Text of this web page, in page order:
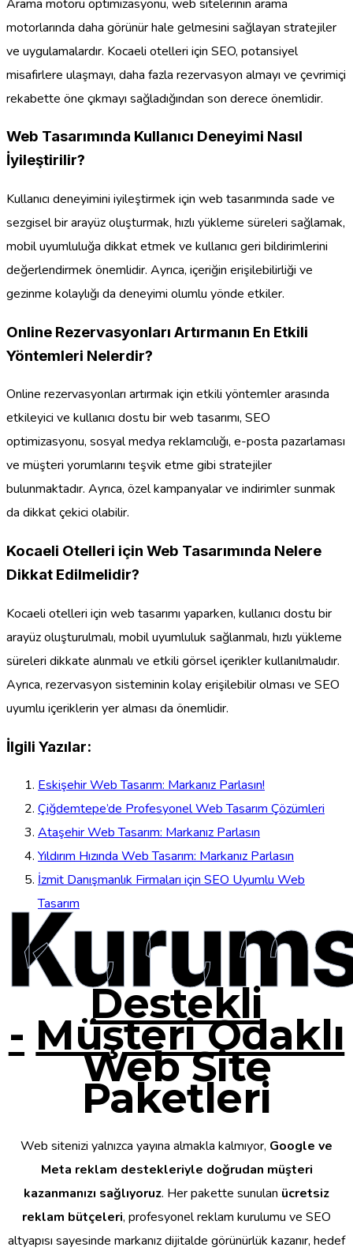
Arama motoru optimizasyonu, web sitelerinin arama
motorlarında daha görünür hale gelmesini sağlayan stratejiler
ve uygulamalardır. Kocaeli otelleri için SEO, potansiyel
misafirlere ulaşmayı, daha fazla rezervasyon almayı ve çevrimiçi
rekabette öne çıkmayı sağladığından son derece önemlidir.
Web Tasarımında Kullanıcı Deneyimi Nasıl
İyileştirilir?
Kullanıcı deneyimini iyileştirmek için web tasarımında sade ve
sezgisel bir arayüz oluşturmak, hızlı yükleme süreleri sağlamak,
mobil uyumluluğa dikkat etmek ve kullanıcı geri bildirimlerini
değerlendirmek önemlidir. Ayrıca, içeriğin erişilebilirliği ve
gezinme kolaylığı da deneyimi olumlu yönde etkiler.
Online Rezervasyonları Artırmanın En Etkili
Yöntemleri Nelerdir?
Online rezervasyonları artırmak için etkili yöntemler arasında
etkileyici ve kullanıcı dostu bir web tasarımı, SEO
optimizasyonu, sosyal medya reklamcılığı, e-posta pazarlaması
ve müşteri yorumlarını teşvik etme gibi stratejiler
bulunmaktadır. Ayrıca, özel kampanyalar ve indirimler sunmak
da dikkat çekici olabilir.
Kocaeli Otelleri için Web Tasarımında Nelere
Dikkat Edilmelidir?
Kocaeli otelleri için web tasarımı yaparken, kullanıcı dostu bir
arayüz oluşturulmalı, mobil uyumluluk sağlanmalı, hızlı yükleme
süreleri dikkate alınmalı ve etkili görsel içerikler kullanılmalıdır.
Ayrıca, rezervasyon sisteminin kolay erişilebilir olması ve SEO
uyumlu içeriklerin yer alması da önemlidir.
İlgili Yazılar:
Eskişehir Web Tasarım: Markanız Parlasın!
Çiğdemtepe’de Profesyonel Web Tasarım Çözümleri
Ataşehir Web Tasarım: Markanız Parlasın
Yıldırım Hızında Web Tasarım: Markanız Parlasın
İzmit Danışmanlık Firmaları için SEO Uyumlu Web
Tasarım
Destekli
- Müşteri Odaklı
Web Site
Paketleri
Web sitenizi yalnızca yayına almakla kalmıyor, Google ve
Meta reklam destekleriyle doğrudan müşteri
kazanmanızı sağlıyoruz. Her pakette sunulan ücretsiz
reklam bütçeleri, profesyonel reklam kurulumu ve SEO
altyapısı sayesinde markanız dijitalde görünürlük kazanır, hedef